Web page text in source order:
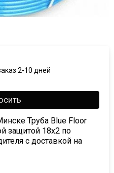
2-10 дней
Труба Blue Floor
защитой 18х2 по
с доставкой на